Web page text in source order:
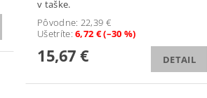
v taške.
Pôvodne: 22,39 €
Ušetríte:6,72 € (–30 %)
15,67 € DETAIL